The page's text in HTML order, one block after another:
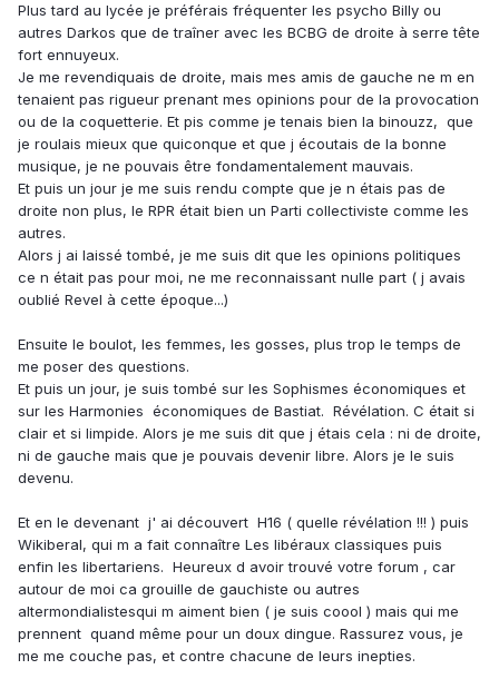
Plus tard au lycée je préférais fréquenter les psycho Billy ou
autres Darkos que de traîner avec les BCBG de droite à serre tête
fort ennuyeux.
Je me revendiquais de droite, mais mes amis de gauche ne m en
tenaient pas rigueur prenant mes opinions pour de la provocation
ou de la coquetterie. Et pis comme je tenais bien la binouzz, que
je roulais mieux que quiconque et que j écoutais de la bonne
musique, je ne pouvais être fondamentalement mauvais.
Et puis un jour je me suis rendu compte que je n étais pas de
droite non plus, le RPR était bien un Parti collectiviste comme les
autres.
Alors j ai laissé tombé, je me suis dit que les opinions politiques
ce n était pas pour moi, ne me reconnaissant nulle part ( j avais
oublié Revel à cette époque...)
Ensuite le boulot, les femmes, les gosses, plus trop le temps de
me poser des questions.
Et puis un jour, je suis tombé sur les Sophismes économiques et
sur les Harmonies économiques de Bastiat. Révélation. C était si
clair et si limpide. Alors je me suis dit que j étais cela : ni de droite,
ni de gauche mais que je pouvais devenir libre. Alors je le suis
devenu.
Et en le devenant j' ai découvert H16 ( quelle révélation !!! ) puis
Wikiberal, qui m a fait connaître Les libéraux classiques puis
enfin les libertariens. Heureux d avoir trouvé votre forum , car
autour de moi ca grouille de gauchiste ou autres
altermondialistesqui m aiment bien ( je suis coool ) mais qui me
prennent quand même pour un doux dingue. Rassurez vous, je
me me couche pas, et contre chacune de leurs inepties.